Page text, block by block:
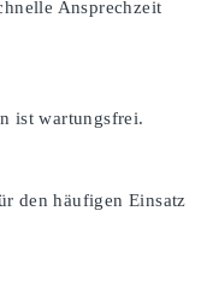
Ansprechzeit
ist wartungsfrei.
den häufigen Einsatz